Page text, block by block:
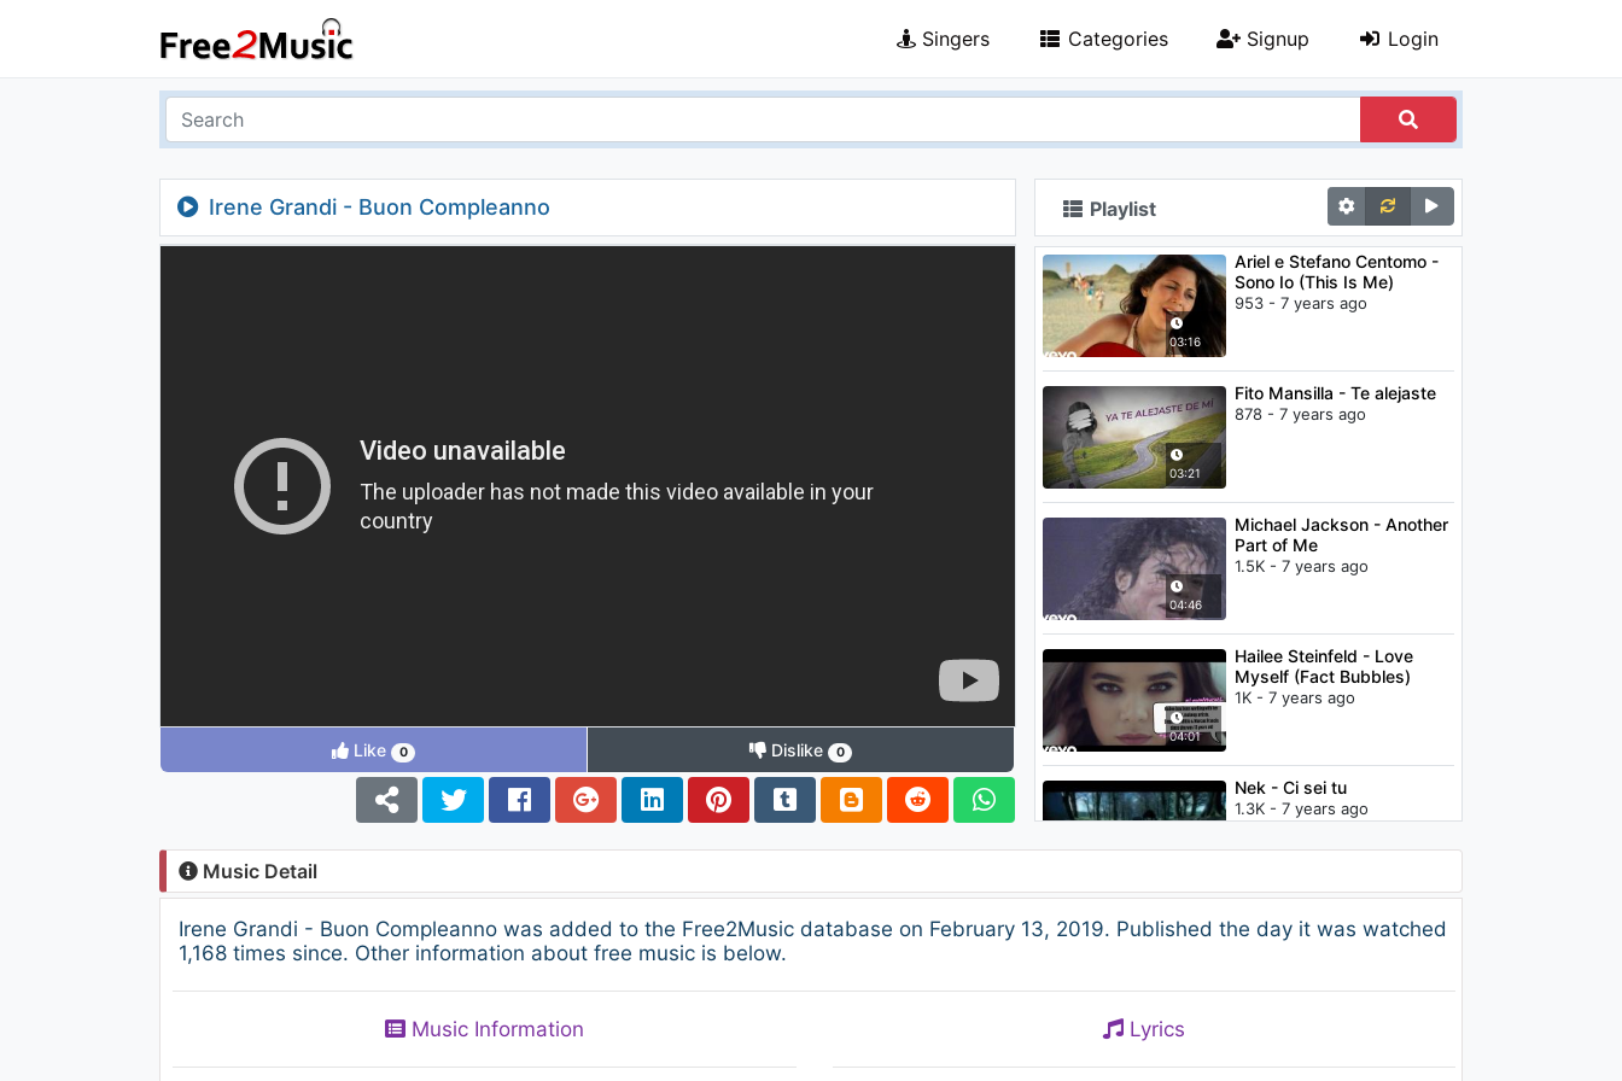
Singers Categories Signup Login
Irene Grandi - Buon Compleanno
Like 0 Dislike 0
Playlist
03:16
Ariel e Stefano Centomo -
Sono Io (This Is Me)
953 - 7 years ago
03:21
Fito Mansilla - Te alejaste
878 - 7 years ago
04:46
Michael Jackson - Another
Part of Me
1.5K - 7 years ago
04:01
Hailee Steinfeld - Love
Myself (Fact Bubbles)
1K - 7 years ago
Nek - Ci sei tu
1.3K - 7 years ago
Nek - Lascia che io sia
1.1K - 7 years ago
andare
Music Detail
Irene Grandi - Buon Compleanno was added to the Free2Music database on February 13, 2019. Published the day it was watched
1,168 times since. Other information about free music is below.
Music Information Lyrics